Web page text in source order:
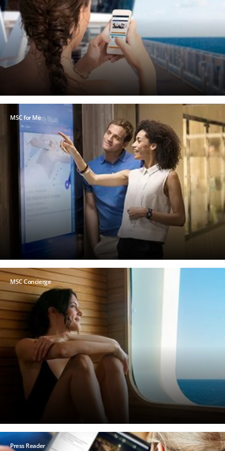
MSC for Me
MSC Concierge
Press Reader